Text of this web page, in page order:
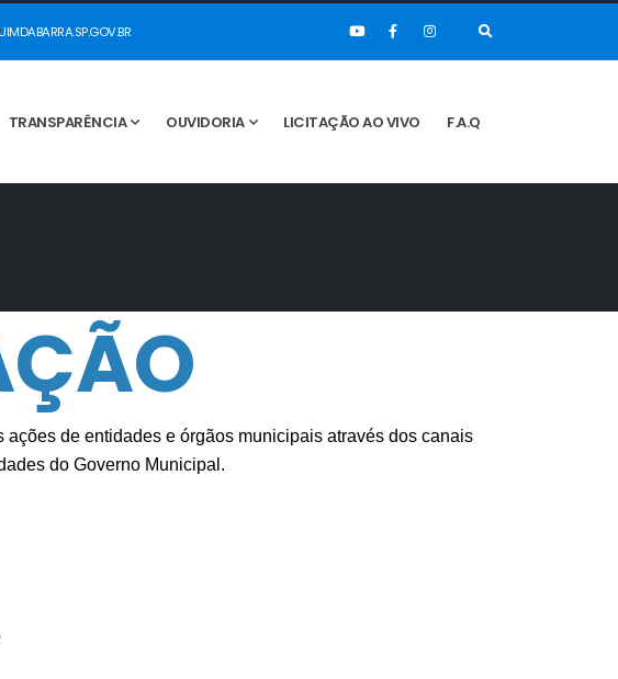
TRANSPARÊNCIA OUVIDORIA LICITAÇÃO AO VIVO F.A.Q
de entidades e órgãos municipais através dos canais
do Governo Municipal.